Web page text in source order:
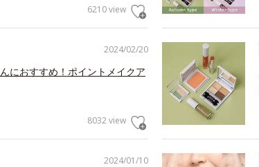
6210 view
2024/02/20
におすすめ！ポイントメイクア
8032 view
2024/01/10